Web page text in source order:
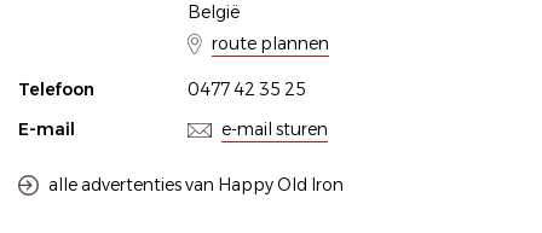
België
route plannen
Telefoon
0477 42 35 25
E-mail
e-mail sturen
alle advertenties van Happy Old Iron